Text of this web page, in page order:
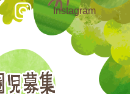
Instagram